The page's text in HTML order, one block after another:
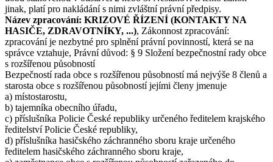
jinak, platí pro nakládání s nimi zvláštní právní předpisy.
Název zpracování: KRIZOVÉ ŘÍZENÍ (KONTAKTY NA
HASIČE, ZDRAVOTNÍKY, ...), Zákonnost zpracování:
zpracování je nezbytné pro splnění právní povinností, která se na
správce vztahuje, Právní důvod: § 9 Složení bezpečnostní rady obce
s rozšířenou působností
Bezpečností rada obce s rozšířenou působností má nejvýše 8 členů a
starosta obce s rozšířenou působností jejími členy jmenuje
a) místostarostu,
b) tajemníka obecního úřadu,
c) příslušníka Policie České republiky určeného ředitelem krajského
ředitelství Policie České republiky,
d) příslušníka hasičského záchranného sboru kraje určeného
ředitelem hasičského záchranného sboru kraje,